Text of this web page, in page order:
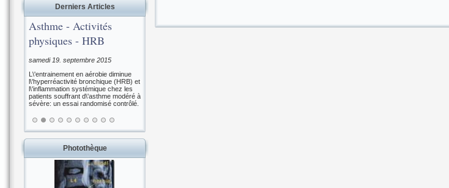
Derniers Articles
Asthme - Activités
physiques - HRB
samedi 19. septembre 2015
L\'entrainement en aérobie diminue
l\'hyperréactivité bronchique (HRB) et
l\'inflammation systémique chez les
patients souffrant d\'asthme modéré à
sévère: un essai randomisé contrôlé.
Photothèque